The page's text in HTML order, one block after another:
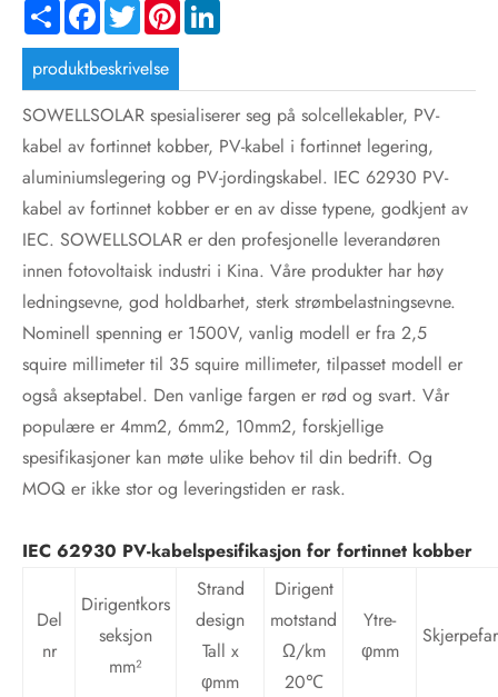
ShareFacebook
TwitterPinterest
produktbeskrivelse
SOWELLSOLAR spesialiserer seg på solcellekabler, PV-
kabel av fortinnet kobber, PV-kabel i fortinnet legering,
aluminiumslegering og PV-jordingskabel. IEC 62930 PV-
kabel av fortinnet kobber er en av disse typene, godkjent av
IEC. SOWELLSOLAR er den profesjonelle leverandøren
innen fotovoltaisk industri i Kina. Våre produkter har høy
ledningsevne, god holdbarhet, sterk strømbelastningsevne.
Nominell spenning er 1500V, vanlig modell er fra 2,5
squire millimeter til 35 squire millimeter, tilpasset modell er
også akseptabel. Den vanlige fargen er rød og svart. Vår
populære er 4mm2, 6mm2, 10mm2, forskjellige
spesifikasjoner kan møte ulike behov til din bedrift. Og
MOQ er ikke stor og leveringstiden er rask.
IEC 62930 PV-kabelspesifikasjon for fortinnet kobber
Del
nr
Dirigentkors
seksjon
mm²
Strand
design
Tall x
φmm
Dirigent
motstand
Ω/km
20℃
Ytre-
φmm